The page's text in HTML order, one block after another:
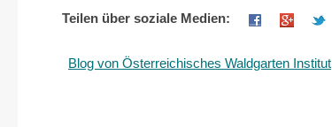
external)
Teilen über soziale Medien:
Blog von Österreichisches Waldgarten Institut